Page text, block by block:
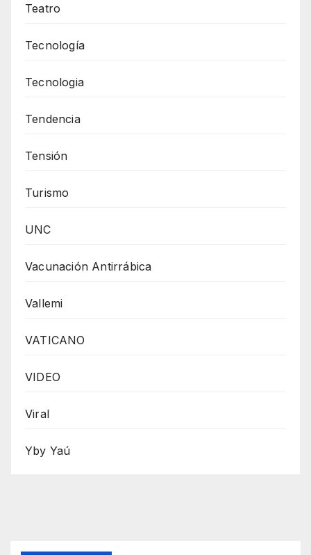
Teatro
Tecnología
Tecnologia
Tendencia
Tensión
Turismo
UNC
Vacunación Antirrábica
Vallemi
VATICANO
VIDEO
Viral
Yby Yaú